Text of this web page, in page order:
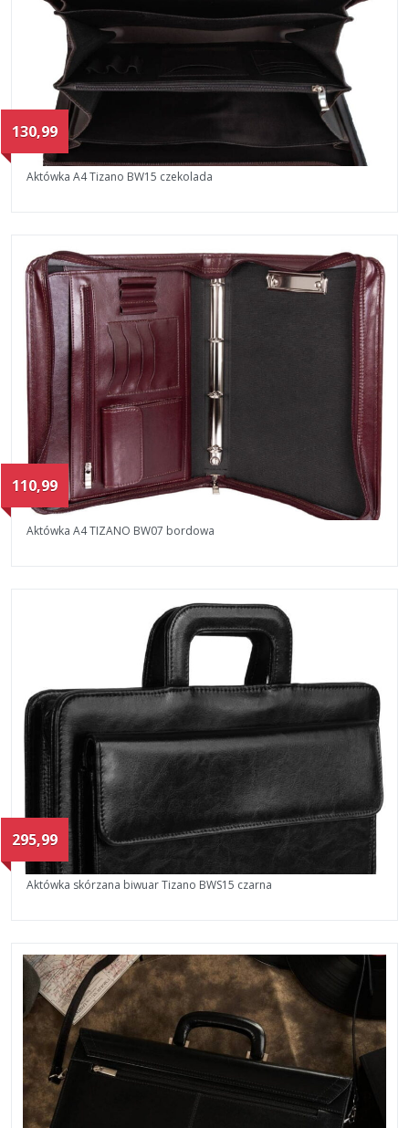
130,99
Aktówka A4 Tizano BW15 czekolada
110,99
Aktówka A4 TIZANO BW07 bordowa
295,99
Aktówka skórzana biwuar Tizano BWS15 czarna